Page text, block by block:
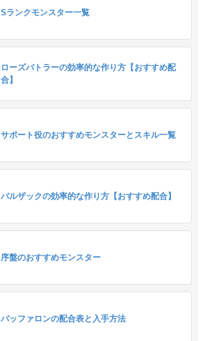
Sランクモンスター一覧
ローズバトラーの効率的な作り方【おすすめ配
合】
サポート役のおすすめモンスターとスキル一覧
バルザックの効率的な作り方【おすすめ配合】
序盤のおすすめモンスター
バッファロンの配合表と入手方法